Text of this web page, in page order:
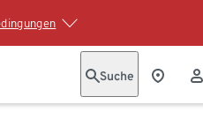
Suche